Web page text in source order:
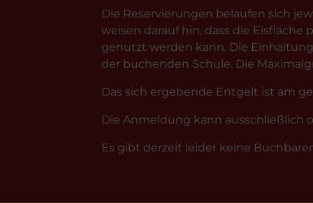
Die Reservierungen belaufen sich
weisen darauf hin, dass die Eisfläche
genutzt werden kann. Die
der buchenden Schule. Die
Das sich ergebende Entgelt ist am
Die Anmeldung kann ausschließlich
Es gibt derzeit leider keine